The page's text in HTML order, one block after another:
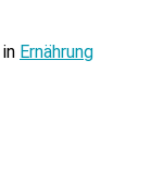
in Ernährung